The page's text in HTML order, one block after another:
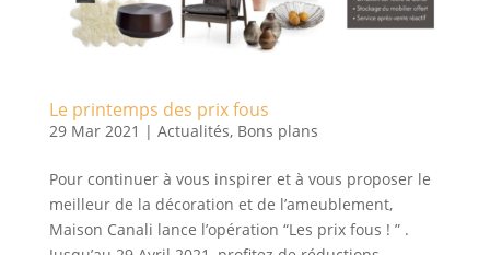
Le printemps des prix fous
29 Mar 2021 | Actualités, Bons plans
Pour continuer à vous inspirer et à vous proposer le
meilleur de la décoration et de l’ameublement,
Maison Canali lance l’opération “Les prix fous ! ” .